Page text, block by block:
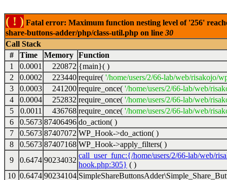
( ! ) Fatal error: Maximum function nesting level of '256'
share-buttons-adder/php/class-util.php on line 30
Call Stack
#
Time Memory Function
1
0.0001 220872 {main}( )
2
0.0002 223440 require( '/home/users/2/66-lab/web/risakojo/
3
0.0003 241200 require_once( '/home/users/2/66-lab/web/
4
0.0004 252832 require_once( '/home/users/2/66-lab/web/
5
0.0011 436768 require_once( '/home/users/2/66-lab/web/
6
0.5673 87406496 do_action( )
7
0.5673 87407072 WP_Hook->do_action( )
8
0.5673 87407168 WP_Hook->apply_filters( )
9
0.6474 90234032
call_user_func:{/home/users/2/66-lab/web/
hook.php:305} ( )
10 0.6474 90234104